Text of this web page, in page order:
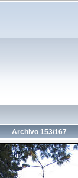
Archivo 153/167